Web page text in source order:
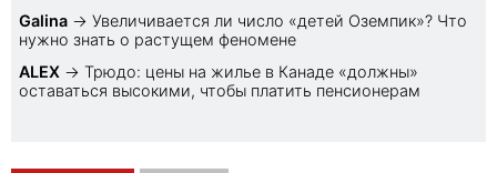
Galina → Увеличивается ли число «детей Оземпик»? Что
нужно знать о растущем феномене
ALEX → Трюдо: цены на жилье в Канаде «должны»
оставаться высокими, чтобы платить пенсионерам